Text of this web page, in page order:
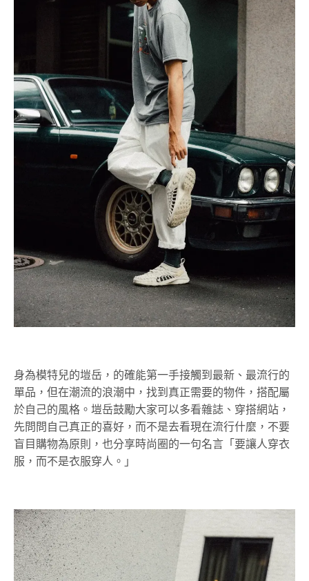
身為模特兒的塏岳，的確能第一手接觸到最新、最流行的
單品，但在潮流的浪潮中，找到真正需要的物件，搭配屬
於自己的風格。塏岳鼓勵大家可以多看雜誌、穿搭網站，
先問問自己真正的喜好，而不是去看現在流行什麼，不要
盲目購物為原則，也分享時尚圈的一句名言「要讓人穿衣
服，而不是衣服穿人。」